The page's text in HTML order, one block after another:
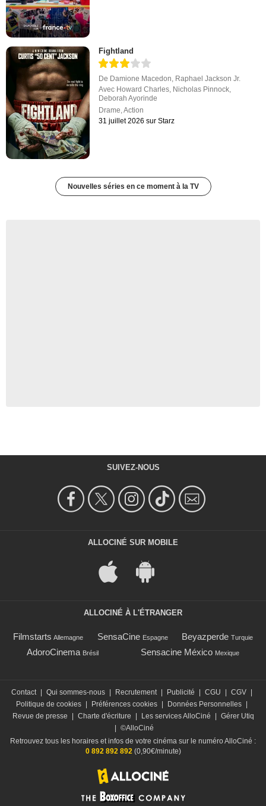
Fightland
De Damione Macedon, Raphael Jackson Jr.
Avec Howard Charles, Nicholas Pinnock,
Deborah Ayorinde
Drame,Action
31 juillet 2026 sur Starz
Nouvelles séries en ce moment à la TV
SUIVEZ-NOUS
ALLOCINÉ SUR MOBILE
ALLOCINÉ À L'ÉTRANGER
Filmstarts Allemagne SensaCine Espagne Beyazperde Turquie
AdoroCinema Brésil Sensacine México Mexique
Contact | Qui sommes-nous | Recrutement | Publicité | CGU | CGV |
Politique de cookies | Préférences cookies | Données Personnelles |
Revue de presse
| Charte d'écriture | Les services AlloCiné | Gérer Utiq
| ©AlloCiné
Retrouvez tous les horaires et infos de votre cinéma sur le numéro AlloCiné :
0 892 892 892 (0,90€/minute)